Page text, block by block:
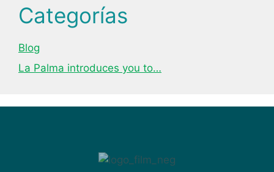
Categorías
Blog
La Palma introduces you to…